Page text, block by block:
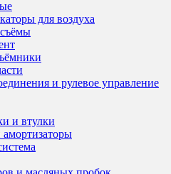
для воздуха
и рулевое управление
и втулки